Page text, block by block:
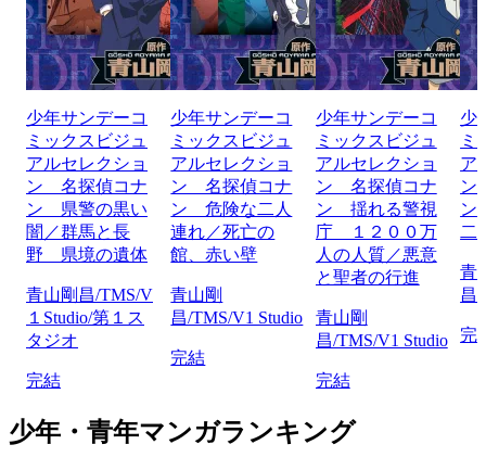
少年サンデーコ
ミックスビジュ
アルセレクショ
ン 名探偵コナ
ン 県警の黒い
闇／群馬と長
野 県境の遺体
青山剛昌/TMS/V
１Studio/第１ス
タジオ
完結
少年サンデーコ
ミックスビジュ
アルセレクショ
ン 名探偵コナ
ン 危険な二人
連れ／死亡の
館、赤い壁
青山剛
昌/TMS/V1 Studio
完結
少年サンデーコ
ミックスビジュ
アルセレクショ
ン 名探偵コナ
ン 揺れる警視
庁 １２００万
人の人質／悪意
と聖者の行進
青山剛
昌/TMS/V1 Studio
完結
少
ミ
ア
ン
ン
二
青
昌
完
少年・青年マンガランキング